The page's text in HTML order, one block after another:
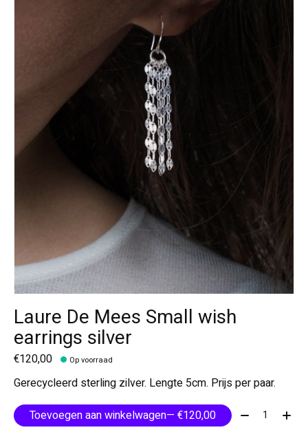
Laure De Mees Small wish
earrings silver
€120,00 Op voorraad
Gerecycleerd sterling zilver. Lengte 5cm. Prijs per paar.
Toevoegen aan winkelwagen
— €120,00 Aantal: